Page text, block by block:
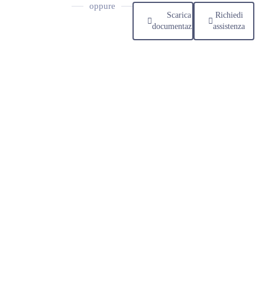
oppure
Scarica
documentazione
Richiedi
assistenza